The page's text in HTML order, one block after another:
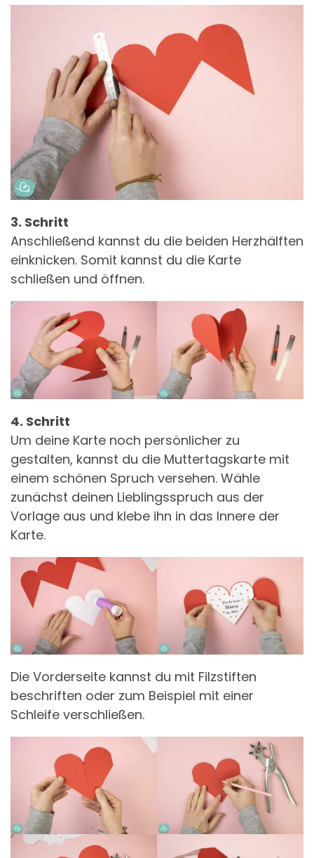
3. Schritt
Anschließend kannst du die beiden Herzhälften
einknicken. Somit kannst du die Karte
schließen und öffnen.
4. Schritt
Um deine Karte noch persönlicher zu
gestalten, kannst du die Muttertagskarte mit
einem schönen Spruch versehen. Wähle
zunächst deinen Lieblingsspruch aus der
Vorlage aus und klebe ihn in das Innere der
Karte.
Die Vorderseite kannst du mit Filzstiften
beschriften oder zum Beispiel mit einer
Schleife verschließen.